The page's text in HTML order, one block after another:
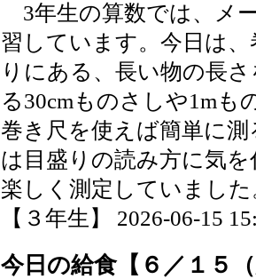
3年生の算数では、メ
習しています。今日は
りにある、長い物の長
る30cmものさしや1mも
巻き尺を使えば簡単に
は目盛りの読み方に気
楽しく測定していました
【３年生】 2026-06-15
今日の給食【６／１５